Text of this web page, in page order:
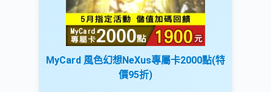
MyCard 風色幻想NeXus專屬卡2000點(特
價95折)